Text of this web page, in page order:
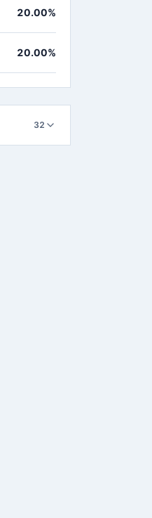
20.00%
20.00%
32